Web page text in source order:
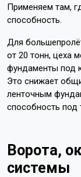
Применяем там,
способность.
Для
от 20 тонн, цеха
фундаменты под
Это снижает
ленточным
способность под
Ворота,
системы